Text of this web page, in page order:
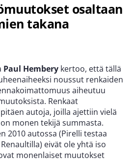
osaltaan
takana
Paul Hembery kertoo, että tällä
noussut renkaiden
aiheutuu
Renkaat
autoja, joilla ajettiin vielä
monen tekijä summasta.
2010 autossa (Pirelli testaa
eivät ole yhtä iso
monenlaiset muutokset